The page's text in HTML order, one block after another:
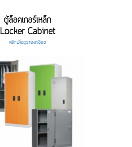
ตู้ล็อคเกอร์เหล็ก
Locker Cabinet
คลิกเพื่อดูรายละเอียด